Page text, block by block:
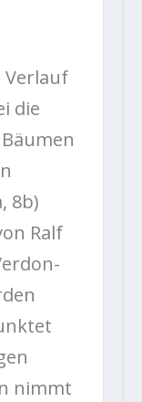
Verlauf
die
8b)
Ralf
nimmt